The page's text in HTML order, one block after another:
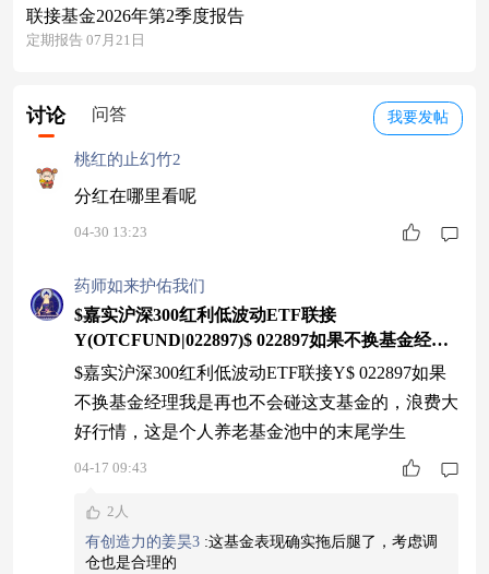
联接基金2026年第2季度报告
定期报告 07月21日
我要发帖
讨论 问答
桃红的止幻竹2
分红在哪里看呢
04-30 13:23
药师如来护佑我们
$嘉实沪深300红利低波动ETF联接
Y(OTCFUND|022897)$ 022897如果不换基金经理
我是再也不会碰这支基金的
$嘉实沪深300红利低波动ETF联接Y$ 022897如果
不换基金经理我是再也不会碰这支基金的，浪费大
好行情，这是个人养老基金池中的末尾学生
04-17 09:43
2人
有创造力的姜昊3 :这基金表现确实拖后腿了，考虑调
仓也是合理的